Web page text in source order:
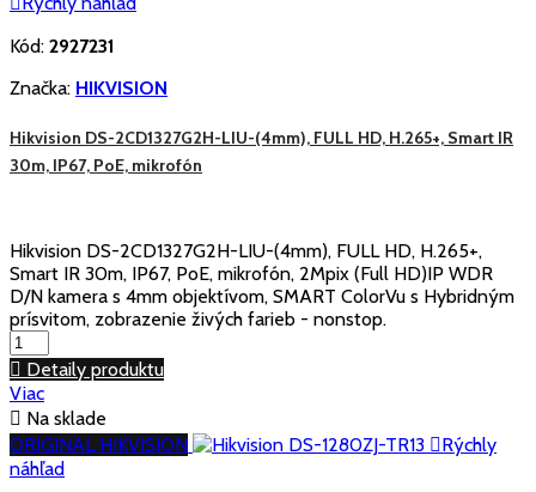
Kód: 2927231
Značka: HIKVISION
Hikvision DS-2CD1327G2H-LIU-(4mm), FULL HD, H.265+, Smart IR
30m, IP67, PoE, mikrofón
Hikvision DS-2CD1327G2H-LIU-(4mm), FULL HD, H.265+,
Smart IR 30m, IP67, PoE, mikrofón, 2Mpix (Full HD)IP WDR
D/N kamera s 4mm objektívom, SMART ColorVu s Hybridným
prísvitom, zobrazenie živých farieb - nonstop.
 Detaily produktu
Viac
 Na sklade
ORIGINAL HIKVISION
Rýchly
náhľad